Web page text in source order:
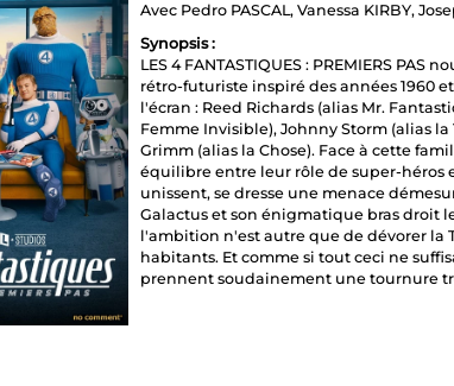
Avec Pedro PASCAL, Vanessa KIRBY,
Synopsis :
LES 4 FANTASTIQUES : PREMIERS PAS
rétro-futuriste inspiré des années 1960
l'écran : Reed Richards (alias Mr.
Femme Invisible), Johnny Storm (alias
Grimm (alias la Chose). Face à cette
équilibre entre leur rôle de super-héros
unissent, se dresse une menace
Galactus et son énigmatique bras droit
l'ambition n'est autre que de dévorer la
habitants. Et comme si tout ceci ne
prennent soudainement une tournure